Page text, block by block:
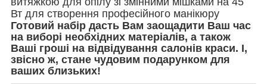
Вт для створення професійного манікюру
Готовий набір дасть Вам заощадити Ваш час
на виборі необхідних матеріалів, а також
Ваші гроші на відвідування салонів краси. І,
звісно ж, стане чудовим подарунком для
ваших близьких!